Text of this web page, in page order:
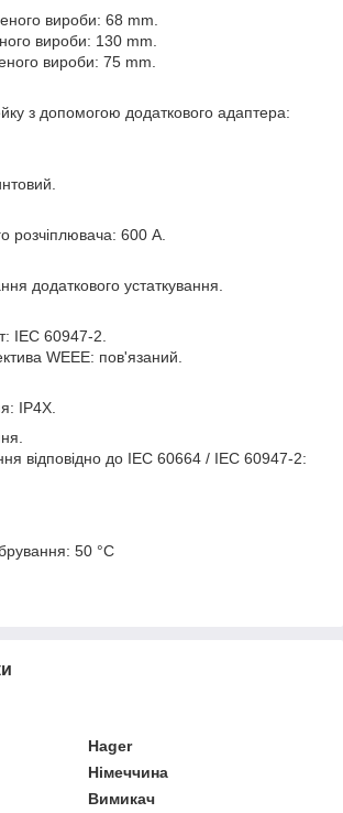
вироби: 68 mm.
вироби: 130 mm.
вироби: 75 mm.
з допомогою додаткового адаптера:
розчіплювача: 600 A.
додаткового устаткування.
IEC 60947-2.
WEEE: пов'язаний.
IP4X.
відповідно до IEC 60664 / IEC 60947-2:
50 °C
Hager
Німеччина
Вимикач